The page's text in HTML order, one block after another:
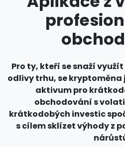
Pro ty, kteří se snaží
odlivy trhu, se
aktivum pro
obchodování s
krátkodobých investic
s cílem sklízet výhody z